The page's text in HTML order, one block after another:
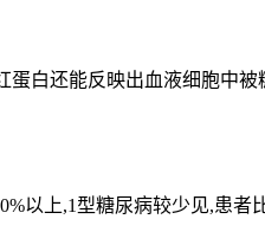
白还能反映出血液细胞中
以上,1型糖尿病较少见,患者